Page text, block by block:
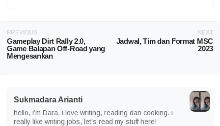
PREVIOUS
Gameplay Dirt Rally 2.0,
Game Balapan Off-Road yang
Mengesankan
NEXT
Jadwal, Tim dan Format MSC
2023
Sukmadara Arianti
hello, i’m Dara. i love writing, reading dan cooking. i
really like writing jobs, let's read my stuff here!